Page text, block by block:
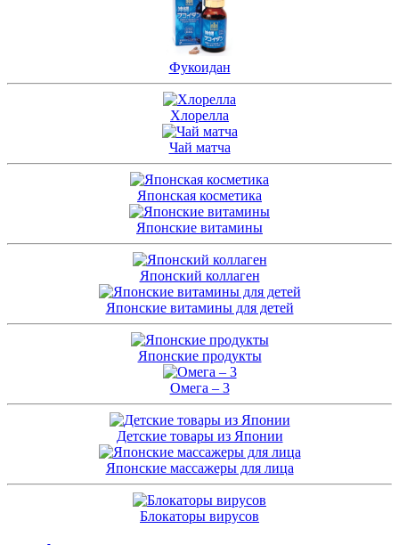
Фукоидан
Хлорелла
Чай матча
Японская косметика
Японские витамины
Японский коллаген
Японские витамины для детей
Японские продукты
Омега – 3
Детские товары из Японии
Японские массажеры для лица
Блокаторы вирусов